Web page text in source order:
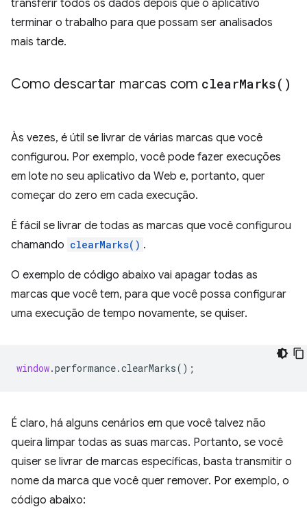
transferir todos os dados depois que o aplicativo
terminar o trabalho para que possam ser analisados
mais tarde.
Como descartar marcas com clearMarks( )
Às vezes, é útil se livrar de várias marcas que você
configurou. Por exemplo, você pode fazer execuções
em lote no seu aplicativo da Web e, portanto, quer
começar do zero em cada execução.
É fácil se livrar de todas as marcas que você configurou
chamando clearMarks() .
O exemplo de código abaixo vai apagar todas as
marcas que você tem, para que você possa configurar
uma execução de tempo novamente, se quiser.
window.performance.clearMarks();
É claro, há alguns cenários em que você talvez não
queira limpar todas as suas marcas. Portanto, se você
quiser se livrar de marcas específicas, basta transmitir o
nome da marca que você quer remover. Por exemplo, o
código abaixo: